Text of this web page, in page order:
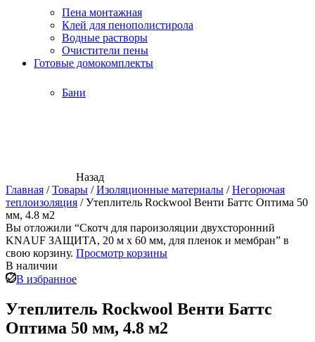
Пена монтажная
Клей для пенополистирола
Водные растворы
Очистители пены
Готовые домокомплекты
Бани
Назад
Главная /Товары /Изоляционные материалы /Негорючая
теплоизоляция /Утеплитель Rockwool Венти Баттс Оптима 50
мм, 4.8 м2
Вы отложили “Скотч для пароизоляции двухсторонний
KNAUF ЗАЩИТА, 20 м х 60 мм, для пленок и мембран” в
свою корзину. Просмотр корзины
В наличии
В избранное
Утеплитель Rockwool Венти Баттс
Оптима 50 мм, 4.8 м2